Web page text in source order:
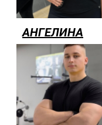
АНГЕЛИНА